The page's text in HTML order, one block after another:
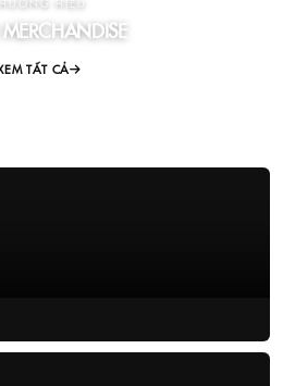
HIỆU
TẤT CẢ